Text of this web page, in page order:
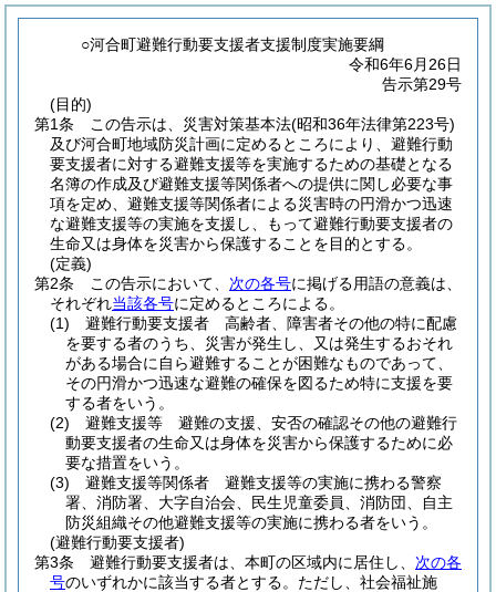
○河合町避難行動要支援者支援制度実施要綱
令和6年6月26日
告示第29号
(目的)
第1条
この告示は、災害対策基本法(昭和36年法律第223号)
及び河合町地域防災計画に定めるところにより、避難行動
要支援者に対する避難支援等を実施するための基礎となる
名簿の作成及び避難支援等関係者への提供に関し必要な事
項を定め、避難支援等関係者による災害時の円滑かつ迅速
な避難支援等の実施を支援し、もって避難行動要支援者の
生命又は身体を災害から保護することを目的とする。
(定義)
第2条
この告示において、 次の各号に掲げる用語の意義は、
それぞれ当該各号に定めるところによる。
(1)
避難行動要支援者 高齢者、障害者その他の特に配慮
を要する者のうち、災害が発生し、又は発生するおそれ
がある場合に自ら避難することが困難なものであって、
その円滑かつ迅速な避難の確保を図るため特に支援を要
する者をいう。
(2)
避難支援等 避難の支援、安否の確認その他の避難行
動要支援者の生命又は身体を災害から保護するために必
要な措置をいう。
(3)
避難支援等関係者 避難支援等の実施に携わる警察
署、消防署、大字自治会、民生児童委員、消防団、自主
防災組織その他避難支援等の実施に携わる者をいう。
(避難行動要支援者)
第3条
避難行動要支援者は、本町の区域内に居住し、 次の各
号のいずれかに該当する者とする。 ただし、社会福祉施